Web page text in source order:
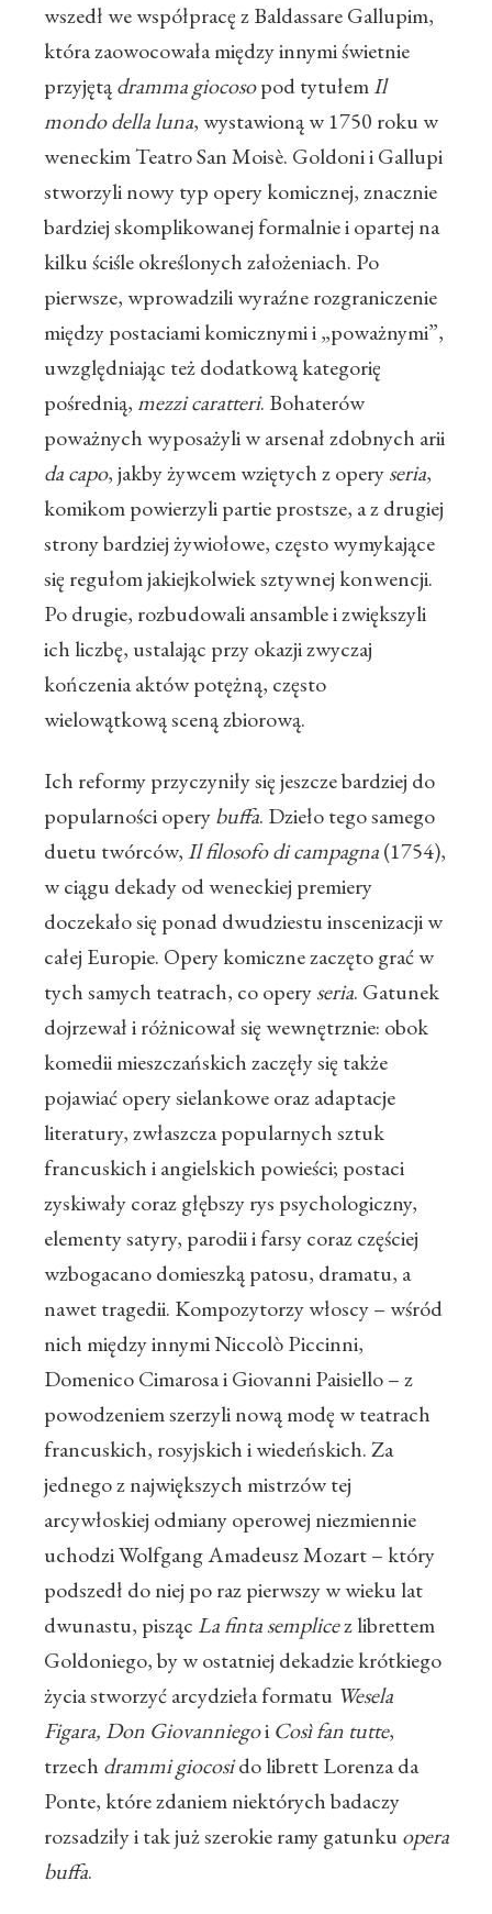
wszedł we współpracę z Baldassare Gallupim,
która zaowocowała między innymi świetnie
przyjętądramma giocosopod tytułemIl
mondo della luna, wystawioną w 1750 roku w
weneckim Teatro San Moisè. Goldoni i Gallupi
stworzyli nowy typ opery komicznej, znacznie
bardziej skomplikowanej formalnie i opartej na
kilku ściśle określonych założeniach. Po
pierwsze, wprowadzili wyraźne rozgraniczenie
między postaciami komicznymi i „poważnymi”,
uwzględniając też dodatkową kategorię
pośrednią,mezzi caratteri. Bohaterów
poważnych wyposażyli w arsenał zdobnych arii
da capo, jakby żywcem wziętych z operyseria,
komikom powierzyli partie prostsze, a z drugiej
strony bardziej żywiołowe, często wymykające
się regułom jakiejkolwiek sztywnej konwencji.
Po drugie, rozbudowali ansamble i zwiększyli
ich liczbę, ustalając przy okazji zwyczaj
kończenia aktów potężną, często
wielowątkową sceną zbiorową.
Ich reformy przyczyniły się jeszcze bardziej do
popularności operybuffa. Dzieło tego samego
duetu twórców,Il filosofo di campagna(1754),
w ciągu dekady od weneckiej premiery
doczekało się ponad dwudziestu inscenizacji w
całej Europie. Opery komiczne zaczęto grać w
tych samych teatrach, co operyseria. Gatunek
dojrzewał i różnicował się wewnętrznie: obok
komedii mieszczańskich zaczęły się także
pojawiać opery sielankowe oraz adaptacje
literatury, zwłaszcza popularnych sztuk
francuskich i angielskich powieści; postaci
zyskiwały coraz głębszy rys psychologiczny,
elementy satyry, parodii i farsy coraz częściej
wzbogacano domieszką patosu, dramatu, a
nawet tragedii. Kompozytorzy włoscy – wśród
nich między innymi Niccolò Piccinni,
Domenico Cimarosa i Giovanni Paisiello – z
powodzeniem szerzyli nową modę w teatrach
francuskich, rosyjskich i wiedeńskich. Za
jednego z największych mistrzów tej
arcywłoskiej odmiany operowej niezmiennie
uchodzi Wolfgang Amadeusz Mozart – który
podszedł do niej po raz pierwszy w wieku lat
dwunastu, piszącLa finta semplicez librettem
Goldoniego, by w ostatniej dekadzie krótkiego
życia stworzyć arcydzieła formatu Wesela
Figara, Don Giovanniegoi Così fan tutte,
trzech drammi giocosido librett Lorenza da
Ponte, które zdaniem niektórych badaczy
rozsadziły i tak już szerokie ramy gatunkuopera
buffa.